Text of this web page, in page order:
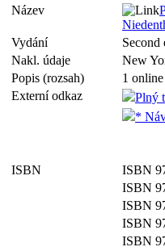
Název
Vydání
Second
Nakl. údaje
New
Popis (rozsah)
1
Externí odkaz
Plný
*
ISBN
ISBN
ISBN
ISBN
ISBN
ISBN